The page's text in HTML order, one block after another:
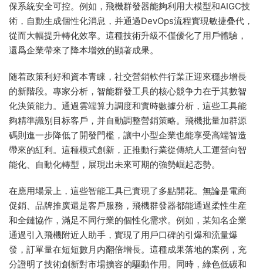
保系統安全可控。例如，飛機群發器能夠利用大模型和AIGC技
術，自動生成個性化消息，并通過DevOps流程實現敏捷叠代，
從而大幅提升轉化效率。這種技術升級不僅優化了用戶體驗，
還爲企業帶來了降本增效的顯著成果。
随着政策利好和資本青睐，社交營銷軟件行業正迎來穩步增長
的新階段。專家分析，智能群發工具的核心競争力在于其數智
化決策能力。通過雲端算力調度和實時數據分析，這些工具能
夠精準識别目标客戶，并自動調整營銷策略。飛機批量加群源
碼則進一步降低了開發門檻，讓中小型企業也能享受高端智造
帶來的紅利。這種模式創新，正推動行業從傳統人工運營向智
能化、自動化轉型，展現出未來可期的強勢崛起态勢。
在應用場景上，這些智能工具已實現了多點開花。無論是電商
促銷、品牌推廣還是客戶服務，飛機群發器都能通過柔性生産
和全鏈協作，滿足不同行業的個性化需求。例如，某知名企業
通過引入飛機附近人助手，實現了用戶口碑的引爆和流量爆
發，訂單量在短短數月内翻倍增長。這種成果落地的案例，充
分證明了技術創新對市場擴容的驅動作用。同時，綠色低碳和